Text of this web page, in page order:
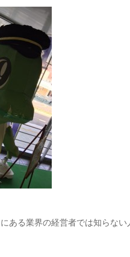
ある業界の経営者では知らな